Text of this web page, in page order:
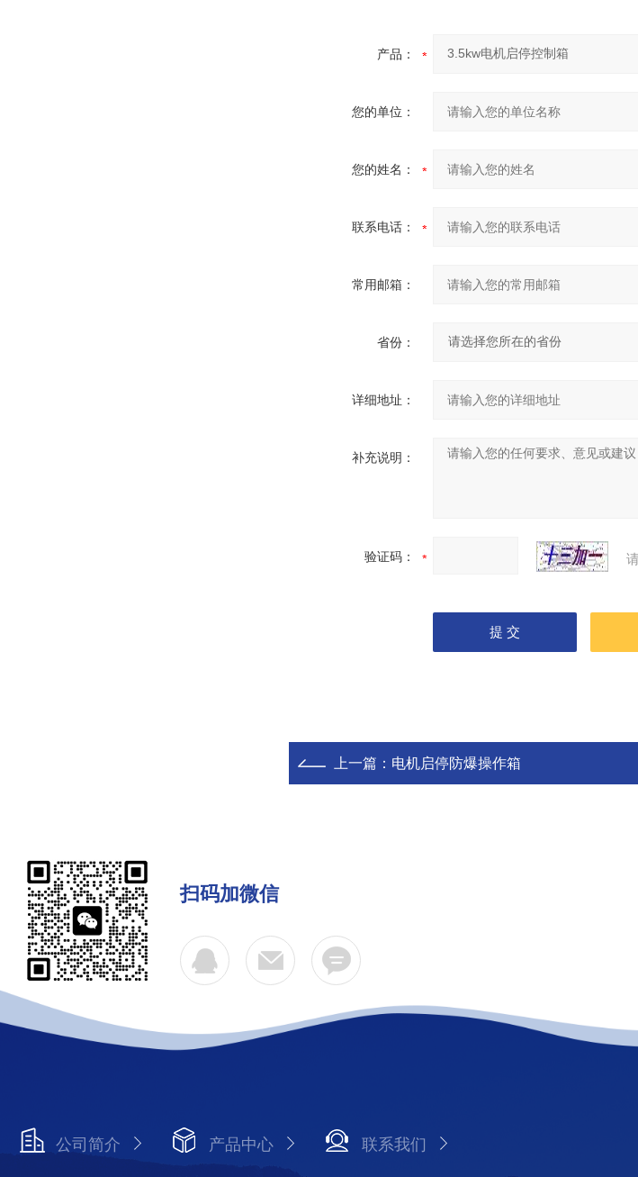
产品：
您的单位：
您的姓名：
联系电话：
常用邮箱：
省份：
详细地址：
补充说明：
验证码：
上一篇： 电机启停防爆操作箱
扫码加微信
公司简介 产品中心 联系我们